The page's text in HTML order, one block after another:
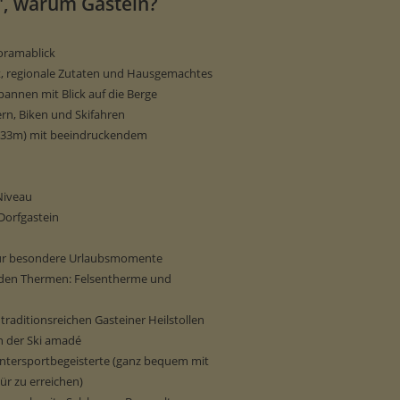
regionale Zutaten und Hausgemachtes
mit Blick auf die Berge
Biken und Skifahren
mit beeindruckendem
besondere Urlaubsmomente
Thermen: Felsentherme und
Gasteiner Heilstollen
der Ski amadé
(ganz bequem mit
zu erreichen)